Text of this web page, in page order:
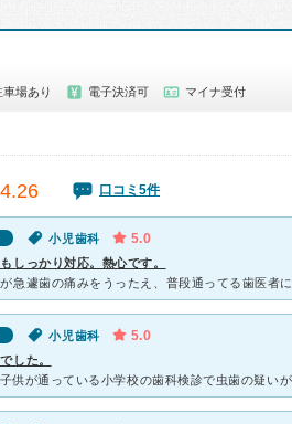
車場あり 電子決済可 マイナ受付
4.26 口コミ5件
小児歯科 5.0
しっかり対応。熱心です。
小児歯科 5.0
した。